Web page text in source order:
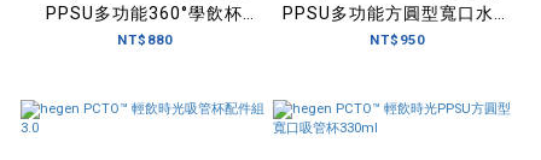
PPSU多功能360°學飲杯
240ml
NT$880
PPSU多功能方圓型寬口水瓶
330ml
NT$950